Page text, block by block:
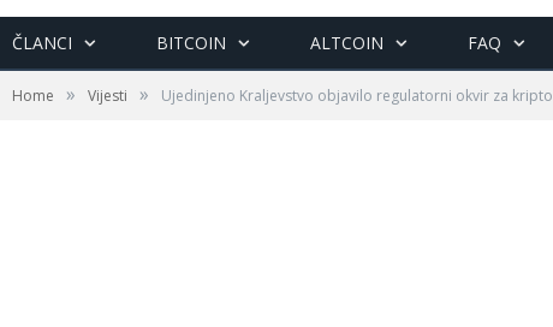
ČLANCI BITCOIN ALTCOIN FAQ
Home » Vijesti » Ujedinjeno Kraljevstvo objavilo regulatorni okvir za kripto